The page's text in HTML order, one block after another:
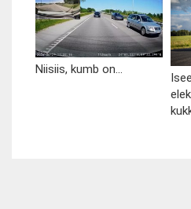
Niisiis, kumb on...